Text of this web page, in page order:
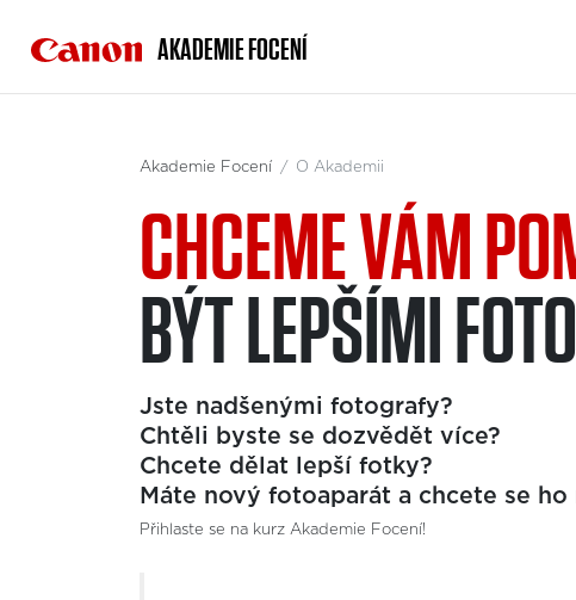
AKADEMIE FOCENÍ
Akademie Focení O Akademii
CHCEME VÁM
BÝT LEPŠÍMI
Jste nadšenými fotografy?
Chtěli byste se dozvědět více?
Chcete dělat lepší fotky?
Máte nový fotoaparát a chcete se
Přihlaste se na kurz Akademie Focení!